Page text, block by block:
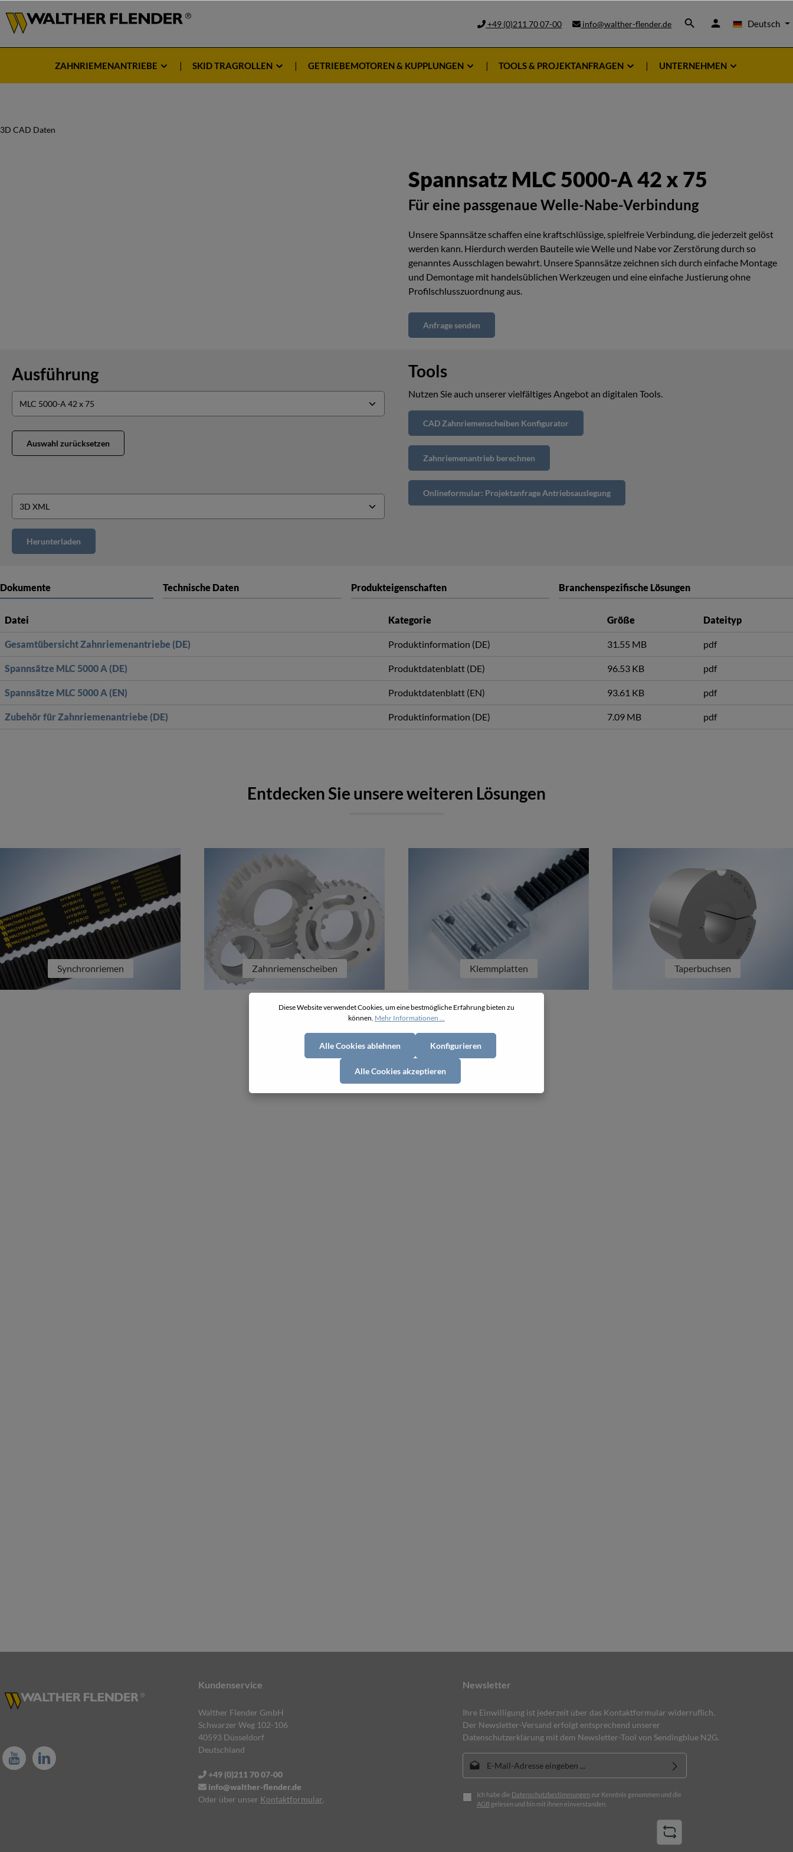
Deutsch
+49 (0)211 70 07-00 info@walther-flender.de
ZAHNRIEMENANTRIEBE SKID TRAGROLLEN GETRIEBEMOTOREN & KUPPLUNGEN TOOLS & PROJEKTANFRAGEN UNTERNEHMEN
3D CAD Daten
Spannsatz MLC 5000-A 42 x 75
Für eine passgenaue Welle-Nabe-Verbindung
Unsere Spannsätze schaffen eine kraftschlüssige, spielfreie Verbindung, die jederzeit gelöst
werden kann. Hierdurch werden Bauteile wie Welle und Nabe vor Zerstörung durch so
genanntes Ausschlagen bewahrt. Unsere Spannsätze zeichnen sich durch einfache Montage
und Demontage mit handelsüblichen Werkzeugen und eine einfache Justierung ohne
Profilschlusszuordnung aus.
Anfrage senden
Ausführung
Auswahl zurücksetzen
Tools
Nutzen Sie auch unserer vielfältiges Angebot an digitalen Tools.
CAD Zahnriemenscheiben Konfigurator
Zahnriemenantrieb berechnen
Onlineformular: Projektanfrage Antriebsauslegung
Dokumente Technische Daten Produkteigenschaften Branchenspezifische Lösungen
Datei Kategorie Größe Dateityp
Gesamtübersicht Zahnriemenantriebe (DE) Produktinformation (DE) 31.55 MB pdf
Spannsätze MLC 5000 A (DE) Produktdatenblatt (DE) 96.53 KB pdf
Spannsätze MLC 5000 A (EN) Produktdatenblatt (EN) 93.61 KB pdf
Zubehör für Zahnriemenantriebe (DE) Produktinformation (DE) 7.09 MB pdf
Entdecken Sie unsere weiteren Lösungen
Synchronriemen Zahnriemenscheiben Klemmplatten Taperbuchsen
Newsletter
Ihre Einwilligung ist jederzeit über das Kontaktformular widerruflich.
Der Newsletter-Versand erfolgt entsprechend unserer
Datenschutzerklärung mit dem Newsletter-Tool von Sendingblue N2G.
E-Mail-Adresse*
Ich habe die Datenschutzbestimmungen zur Kenntnis genommen und die
AGB gelesen und bin mit ihnen einverstanden.
Kundenservice
Walther Flender GmbH
Schwarzer Weg 102-106
40593 Düsseldorf
Deutschland
+49 (0)211 70 07-00
info@walther-flender.de
Oder über unser Kontaktformular.
Diese Website verwendet Cookies, um eine bestmögliche Erfahrung bieten zu
können. Mehr Informationen ...
Alle Cookies ablehnen Konfigurieren
Alle Cookies akzeptieren